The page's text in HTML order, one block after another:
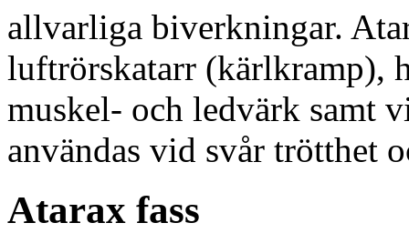
allvarliga biverkningar.
luftrörskatarr (kärlkramp),
muskel- och ledvärk samt
användas vid svår trötthet
Atarax fass